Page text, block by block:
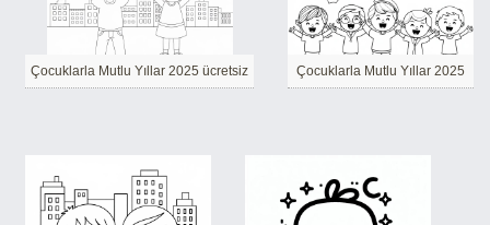
Çocuklarla Mutlu Yıllar 2025 ücretsiz Çocuklarla Mutlu Yıllar 2025